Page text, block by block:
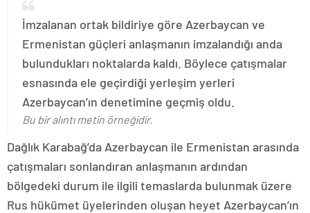
İmzalanan ortak bildiriye göre Azerbaycan ve
Ermenistan güçleri anlaşmanın imzalandığı anda
bulundukları noktalarda kaldı. Böylece çatışmalar
esnasında ele geçirdiği yerleşim yerleri
Azerbaycan’ın denetimine geçmiş oldu.
Bu bir alıntı metin örneğidir.
Dağlık Karabağ’da Azerbaycan ile Ermenistan arasında
çatışmaları sonlandıran anlaşmanın ardından
bölgedeki durum ile ilgili temaslarda bulunmak üzere
Rus hükümet üyelerinden oluşan heyet Azerbaycan’ın